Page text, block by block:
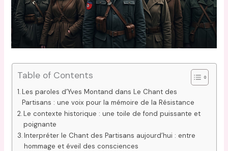
Table of Contents
Les paroles d’Yves Montand dans Le Chant des
Partisans : une voix pour la mémoire de la Résistance
Le contexte historique : une toile de fond puissante et
poignante
Interpréter le Chant des Partisans aujourd’hui : entre
hommage et éveil des consciences